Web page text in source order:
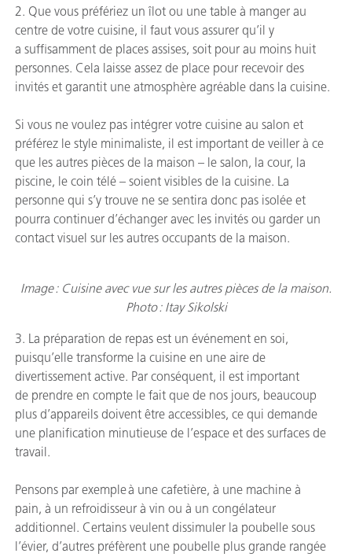
2. Que vous préfériez un îlot ou une table à manger au
centre de votre cuisine, il faut vous assurer qu’il y
a suffisamment de places assises, soit pour au moins huit
personnes. Cela laisse assez de place pour recevoir des
invités et garantit une atmosphère agréable dans la cuisine.
Si vous ne voulez pas intégrer votre cuisine au salon et
préférez le style minimaliste, il est important de veiller à ce
que les autres pièces de la maison – le salon, la cour, la
piscine, le coin télé – soient visibles de la cuisine. La
personne qui s’y trouve ne se sentira donc pas isolée et
pourra continuer d’échanger avec les invités ou garder un
contact visuel sur les autres occupants de la maison.
Image : Cuisine avec vue sur les autres pièces de la maison.
Photo : Itay Sikolski
3. La préparation de repas est un événement en soi,
puisqu’elle transforme la cuisine en une aire de
divertissement active. Par conséquent, il est important
de prendre en compte le fait que de nos jours, beaucoup
plus d’appareils doivent être accessibles, ce qui demande
une planification minutieuse de l’espace et des surfaces de
travail.
Pensons par exemple à une cafetière, à une machine à
pain, à un refroidisseur à vin ou à un congélateur
additionnel. Certains veulent dissimuler la poubelle sous
l’évier, d’autres préfèrent une poubelle plus grande rangée